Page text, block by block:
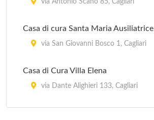
via Antonio Scano 85, Cagliari
Casa di cura Santa Maria Ausiliatrice
via San Giovanni Bosco 1, Cagliari
Casa di Cura Villa Elena
via Dante Alighieri 133, Cagliari